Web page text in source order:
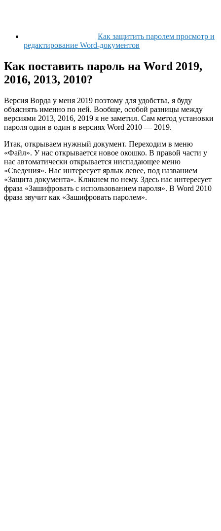
Как защитить паролем просмотр и
редактирование Word-документов
Как поставить пароль на Word 2019,
2016, 2013, 2010?
Версия Ворда у меня 2019 поэтому для удобства, я буду
объяснять именно по ней. Вообще, особой разницы между
версиями 2013, 2016, 2019 я не заметил. Сам метод установки
пароля один в один в версиях Word 2010 — 2019.
Итак, открываем нужный документ. Переходим в меню
«Файл». У нас открывается новое окошко. В правой части у
нас автоматически открывается ниспадающее меню
«Сведения». Нас интересует ярлык левее, под названием
«Защита документа». Кликнем по нему. Здесь нас интересует
фраза «Зашифровать с использованием пароля». В Word 2010
фраза звучит как «Зашифровать паролем».